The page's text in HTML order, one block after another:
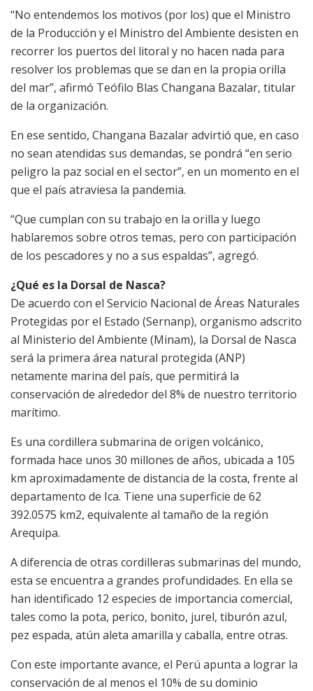
“No entendemos los motivos (por los) que el Ministro
de la Producción y el Ministro del Ambiente desisten en
recorrer los puertos del litoral y no hacen nada para
resolver los problemas que se dan en la propia orilla
del mar”, afirmó Teófilo Blas Changana Bazalar, titular
de la organización.
En ese sentido, Changana Bazalar advirtió que, en caso
no sean atendidas sus demandas, se pondrá “en serio
peligro la paz social en el sector”, en un momento en el
que el país atraviesa la pandemia.
“Que cumplan con su trabajo en la orilla y luego
hablaremos sobre otros temas, pero con participación
de los pescadores y no a sus espaldas”, agregó.
¿Qué es la Dorsal de Nasca?
De acuerdo con el Servicio Nacional de Áreas Naturales
Protegidas por el Estado (Sernanp), organismo adscrito
al Ministerio del Ambiente (Minam), la Dorsal de Nasca
será la primera área natural protegida (ANP)
netamente marina del país, que permitirá la
conservación de alrededor del 8% de nuestro territorio
marítimo.
Es una cordillera submarina de origen volcánico,
formada hace unos 30 millones de años, ubicada a 105
km aproximadamente de distancia de la costa, frente al
departamento de Ica. Tiene una superficie de 62
392.0575 km2, equivalente al tamaño de la región
Arequipa.
A diferencia de otras cordilleras submarinas del mundo,
esta se encuentra a grandes profundidades. En ella se
han identificado 12 especies de importancia comercial,
tales como la pota, perico, bonito, jurel, tiburón azul,
pez espada, atún aleta amarilla y caballa, entre otras.
Con este importante avance, el Perú apunta a lograr la
conservación de al menos el 10% de su dominio